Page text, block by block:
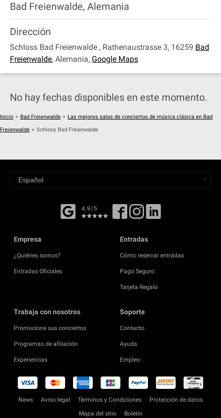
Bad Freienwalde, Alemania
Dirección
Schloss Bad Freienwalde , Rathenaustrasse 3, 16259 Bad
Freienwalde, Alemania, Google Maps
No hay fechas disponibles en este momento.
Inicio > Bad Freienwalde > Las mejores salas de conciertos de música clásica en Bad
Freienwalde > Schloss Bad Freienwalde
4,9/5
Empresa
¿Quiénes somos?
Entradas Oficiales
Entradas
Cómo reservar entradas
Pago Seguro
Tarjeta Regalo
Trabaja con nosotros
Promocione sus conciertos
Programas de afiliación
Experiencias
Soporte
Contacto
Ayuda
Empleo
News Aviso legal Términos y Condiciones
Protección de datos
Mapa del sitio
Boletín